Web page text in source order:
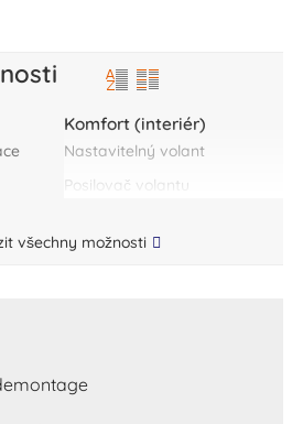
Komfort (interiér)
nastavitelný volant
posilovač volantu
všechny možnosti